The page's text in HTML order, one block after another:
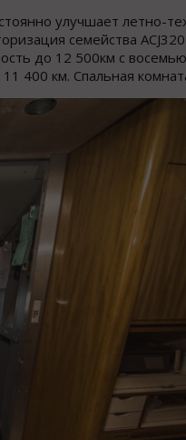
улучшает летно-
семейства
до 12 500км с
400 км. Спальная